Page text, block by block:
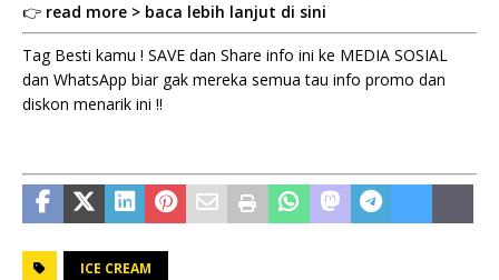
👉 read more > baca lebih lanjut di sini
Tag Besti kamu ! SAVE dan Share info ini ke MEDIA SOSIAL
dan WhatsApp biar gak mereka semua tau info promo dan
diskon menarik ini !!
ICE CREAM